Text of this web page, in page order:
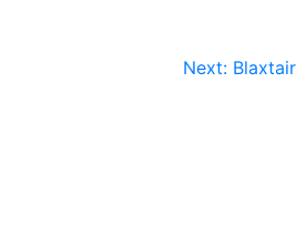
Next: Blaxtair